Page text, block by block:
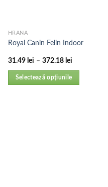
HRANA
Royal Canin Felin Indoor
31.49 lei – 372.18 lei
Selectează opțiunile